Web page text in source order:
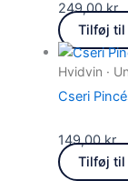
249,00kr.
Tilføj til
Hvidvin ·
Cseri
149,00kr.
Tilføj til